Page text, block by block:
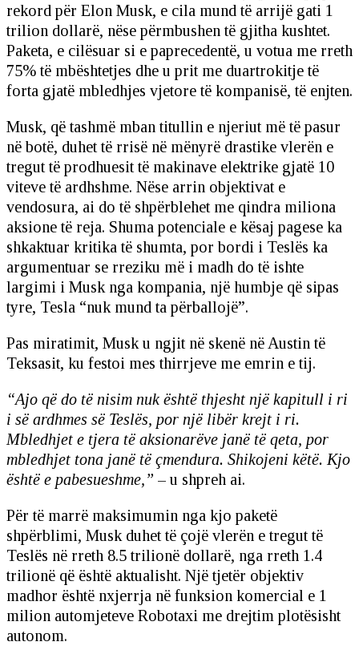
rekord për Elon Musk, e cila mund të arrijë gati 1
trilion dollarë, nëse përmbushen të gjitha kushtet.
Paketa, e cilësuar si e paprecedentë, u votua me rreth
75% të mbështetjes dhe u prit me duartrokitje të
forta gjatë mbledhjes vjetore të kompanisë, të enjten.
Musk, që tashmë mban titullin e njeriut më të pasur
në botë, duhet të rrisë në mënyrë drastike vlerën e
tregut të prodhuesit të makinave elektrike gjatë 10
viteve të ardhshme. Nëse arrin objektivat e
vendosura, ai do të shpërblehet me qindra miliona
aksione të reja. Shuma potenciale e kësaj pagese ka
shkaktuar kritika të shumta, por bordi i Teslës ka
argumentuar se rreziku më i madh do të ishte
largimi i Musk nga kompania, një humbje që sipas
tyre, Tesla “nuk mund ta përballojë”.
Pas miratimit, Musk u ngjit në skenë në Austin të
Teksasit, ku festoi mes thirrjeve me emrin e tij.
“Ajo që do të nisim nuk është thjesht një kapitull i ri
i së ardhmes së Teslës, por një libër krejt i ri.
Mbledhjet e tjera të aksionarëve janë të qeta, por
mbledhjet tona janë të çmendura. Shikojeni këtë. Kjo
është e pabesueshme,” – u shpreh ai.
Për të marrë maksimumin nga kjo paketë
shpërblimi, Musk duhet të çojë vlerën e tregut të
Teslës në rreth 8.5 trilionë dollarë, nga rreth 1.4
trilionë që është aktualisht. Një tjetër objektiv
madhor është nxjerrja në funksion komercial e 1
milion automjeteve Robotaxi me drejtim plotësisht
autonom.